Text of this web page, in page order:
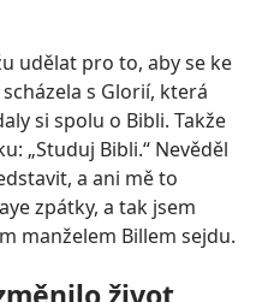
udělat pro to, aby se ke
s Glorií, která
si spolu o Bibli. Takže
„Studuj Bibli.“ Nevěděl
a ani mě to
zpátky, a tak jsem
manželem Billem sejdu.